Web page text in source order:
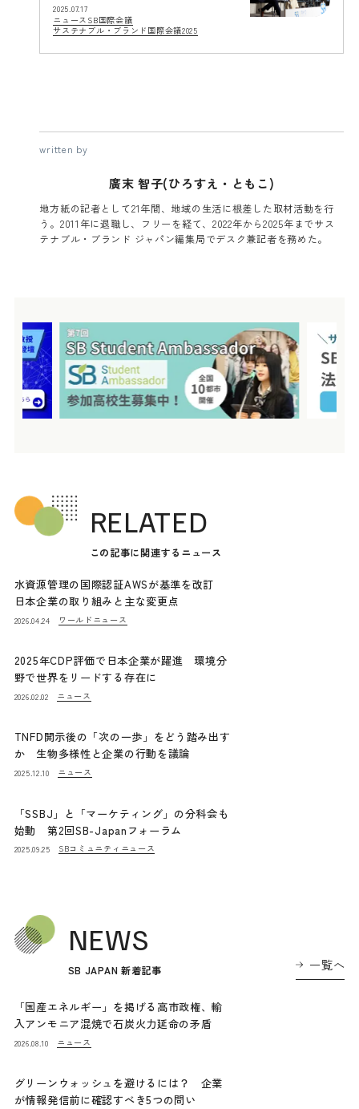
2025.07.17
ニュース SB国際会議
サステナブル・ブランド国際会議2025
written by
廣末 智子(ひろすえ・ともこ)
地方紙の記者として21年間、地域の生活に根差した取材活動を行
う。2011年に退職し、フリーを経て、2022年から2025年までサス
テナブル・ブランド ジャパン編集局でデスク兼記者を務めた。
RELATED
この記事に関連するニュース
水資源管理の国際認証AWSが基準を改訂
日本企業の取り組みと主な変更点
2026.04.24 ワールドニュース
2025年CDP評価で日本企業が躍進 環境分
野で世界をリードする存在に
2026.02.02 ニュース
TNFD開示後の「次の一歩」をどう踏み出す
か 生物多様性と企業の行動を議論
2025.12.10 ニュース
「SSBJ」と「マーケティング」の分科会も
始動 第2回SB-Japanフォーラム
2025.09.25 SBコミュニティニュース
NEWS
SB JAPAN 新着記事 一覧へ
「国産エネルギー」を掲げる高市政権、輸
入アンモニア混焼で石炭火力延命の矛盾
2026.08.10 ニュース
グリーンウォッシュを避けるには？ 企業
が情報発信前に確認すべき5つの問い